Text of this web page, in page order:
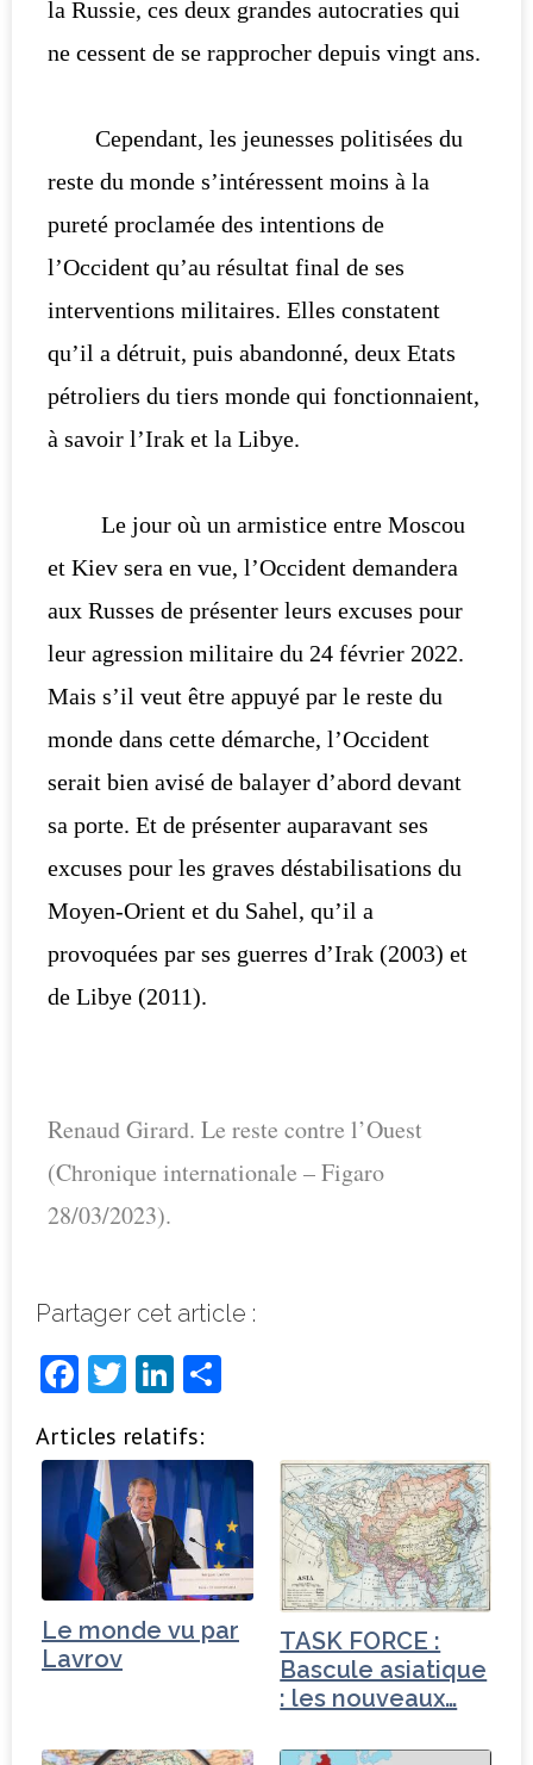
la Russie, ces deux grandes autocraties qui
ne cessent de se rapprocher depuis vingt ans.
Cependant, les jeunesses politisées du
reste du monde s’intéressent moins à la
pureté proclamée des intentions de
l’Occident qu’au résultat final de ses
interventions militaires. Elles constatent
qu’il a détruit, puis abandonné, deux Etats
pétroliers du tiers monde qui fonctionnaient,
à savoir l’Irak et la Libye.
Le jour où un armistice entre Moscou
et Kiev sera en vue, l’Occident demandera
aux Russes de présenter leurs excuses pour
leur agression militaire du 24 février 2022.
Mais s’il veut être appuyé par le reste du
monde dans cette démarche, l’Occident
serait bien avisé de balayer d’abord devant
sa porte. Et de présenter auparavant ses
excuses pour les graves déstabilisations du
Moyen-Orient et du Sahel, qu’il a
provoquées par ses guerres d’Irak (2003) et
de Libye (2011).
Renaud Girard. Le reste contre l’Ouest
(Chronique internationale – Figaro
28/03/2023).
Partager cet article :
F
c
e
b
o
o
k
T
it
t
e
r
Li
k
e
dI
n
ta
g
e
r
Articles relatifs:
Le monde vu par
Lavrov
TASK FORCE :
Bascule asiatique
: les nouveaux…